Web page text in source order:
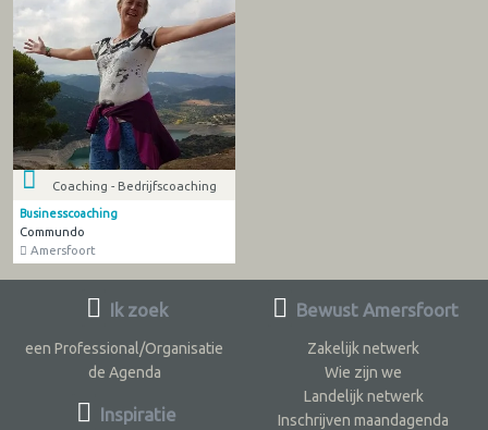
Coaching - Bedrijfscoaching
Businesscoaching
Commundo
Amersfoort
Ik zoek
een Professional/Organisatie
de Agenda
Inspiratie
Bewust Amersfoort
Zakelijk netwerk
Wie zijn we
Landelijk netwerk
Inschrijven maandagenda